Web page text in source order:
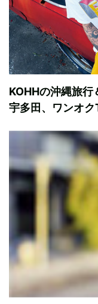
KOHHの沖縄旅
宇多田、ワンオ